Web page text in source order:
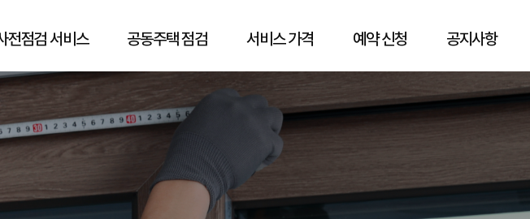
전점검 서비스 공동주택 점검 서비스 가격 예약 신청 공지사항